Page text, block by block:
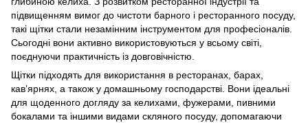
підвищенням вимог до чистоти барного і ресторанного посуду,
такі щітки стали незамінним інструментом для професіоналів.
Сьогодні вони активно використовуються у всьому світі,
поєднуючи практичність із довговічністю.
Щітки підходять для використання в ресторанах, барах,
кав’ярнях, а також у домашньому господарстві. Вони ідеальні
для щоденного догляду за келихами, фужерами, пивними
бокалами та іншими видами скляного посуду, допомагаючи